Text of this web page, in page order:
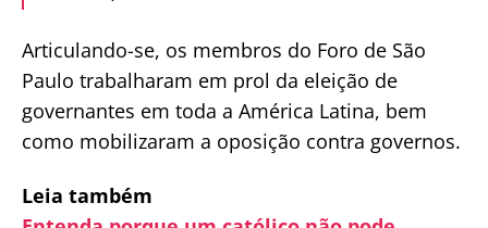
Articulando-se, os membros do Foro de São
Paulo trabalharam em prol da eleição de
governantes em toda a América Latina, bem
como mobilizaram a oposição contra governos.
Leia também